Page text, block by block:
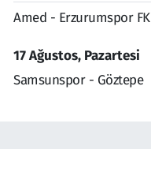
Amed - Erzurumspor FK
17 Ağustos, Pazartesi
Samsunspor - Göztepe